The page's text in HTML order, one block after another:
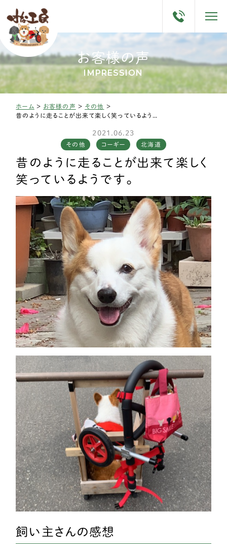
お客様の声
IMPRESSION
ホーム > お客様の声 > その他 >
2021.06.23
その他 コーギー 北海道
昔のように走ることが出来て楽しく
笑っているようです。
飼い主さんの感想